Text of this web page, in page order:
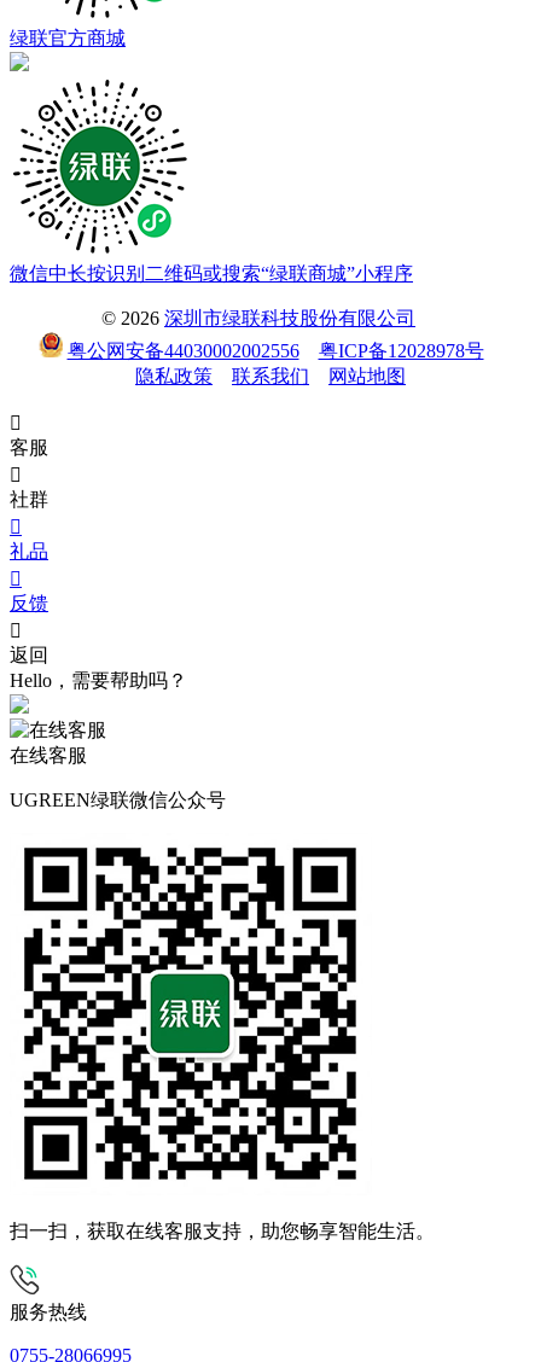
绿联官方商城
微信中长按识别二维码或搜索“绿联商城”小程序
© 2026 深圳市绿联科技股份有限公司
粤公网安备44030002002556
粤ICP备12028978号
隐私政策
联系我们 网站地图

客服

社群

礼品

反馈

返回
Hello，需要帮助吗？
在线客服
UGREEN绿联微信公众号
扫一扫，获取在线客服支持，助您畅享智能生活。
服务热线
0755-28066995